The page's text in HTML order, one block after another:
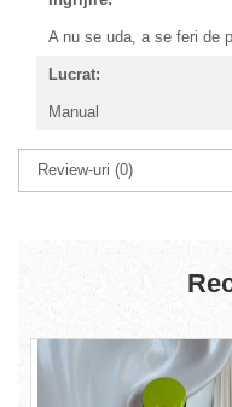
A nu se uda, a se feri de
Lucrat:
Manual
Review-uri (0)